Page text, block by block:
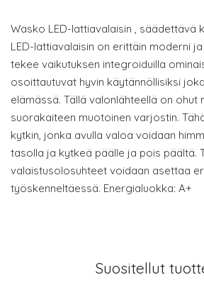
Wasko LED-lattiavalaisin , säädettävä
LED-lattiavalaisin on erittäin moderni
tekee vaikutuksen integroiduilla
osoittautuvat hyvin käytännöllisiksi
elämässä. Tällä valonlähteellä on ohut
suorakaiteen muotoinen varjostin.
kytkin, jonka avulla valoa voidaan
tasolla ja kytkeä päälle ja pois päältä.
valaistusolosuhteet voidaan asettaa
työskenneltäessä. Energialuokka: A+
Suositellut